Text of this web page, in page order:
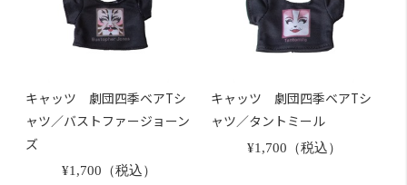
キャッツ 劇団四季ベアTシ
ャツ／バストファージョーン
ズ
¥1,700（税込）
キャッツ 劇団四季ベアTシ
ャツ／タントミール
¥1,700（税込）